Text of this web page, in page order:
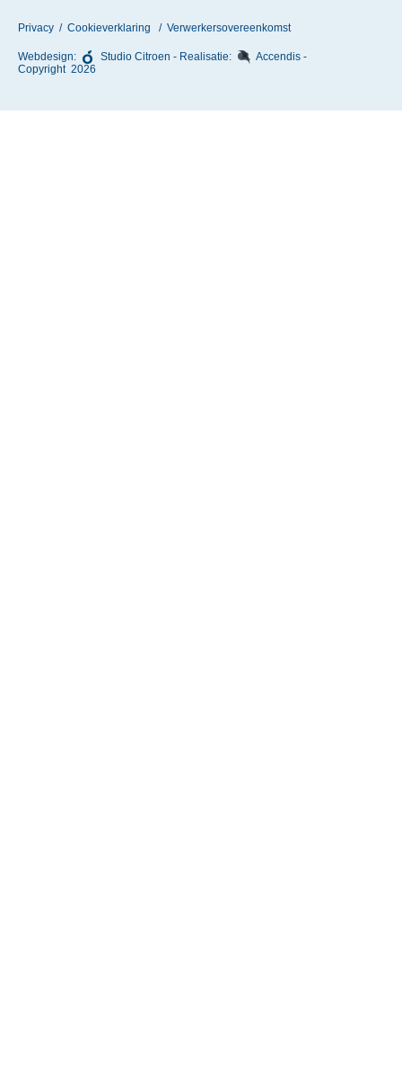
Privacy / Cookieverklaring / Verwerkersovereenkomst
Webdesign: Studio Citroen - Realisatie: Accendis -
Copyright 2026